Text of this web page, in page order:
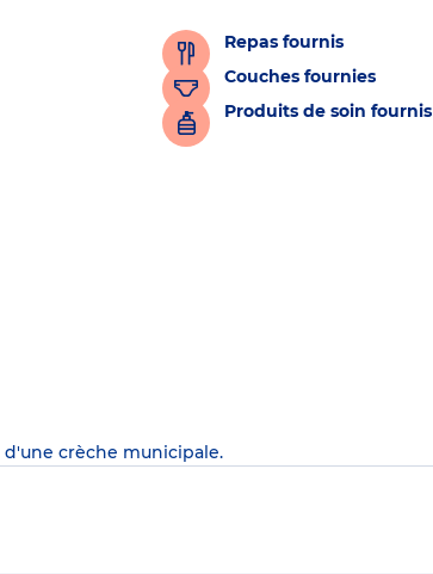
Repas fournis
Couches fournies
Produits de soin fournis
crèche municipale.